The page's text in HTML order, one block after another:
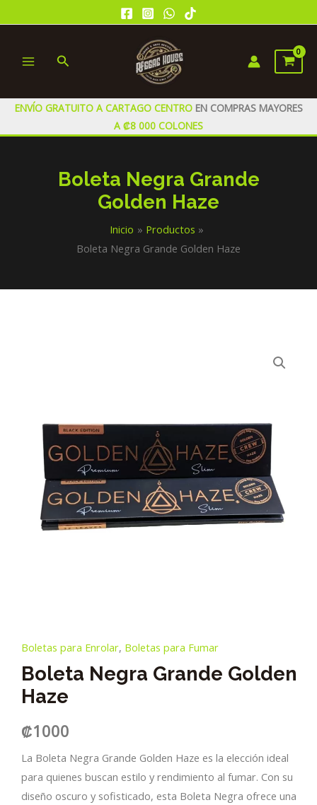
al
MENU
Buscar
ENVÍO GRATUITO A CARTAGO CENTRO EN COMPRAS MAYORES
A ₡8 000 COLONES
Boleta Negra Grande
Golden Haze
Inicio
Productos
Boleta Negra Grande Golden Haze
Boletas para Enrolar, Boletas para Fumar
Boleta Negra Grande Golden
Haze
₡1000
La Boleta Negra Grande Golden Haze es la elección ideal
para quienes buscan estilo y rendimiento al fumar. Con su
diseño oscuro y sofisticado, esta Boleta Negra ofrece una